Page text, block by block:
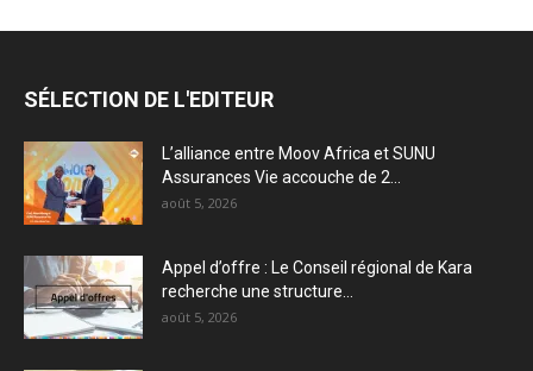
SÉLECTION DE L'EDITEUR
L’alliance entre Moov Africa et SUNU
Assurances Vie accouche de 2...
août 5, 2026
Appel d’offre : Le Conseil régional de Kara
recherche une structure...
août 5, 2026